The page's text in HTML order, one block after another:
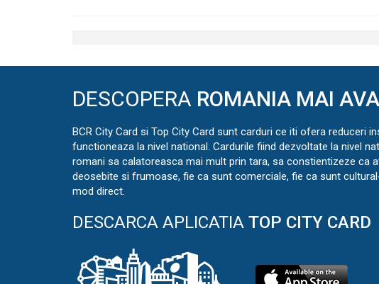
DESCOPERA ROMANIA MAI
BCR City Card si Top City Card sunt carduri ce iti ofera reduceri
functioneaza la nivel national. Cardurile fiind dezvoltate la nivel
romani sa calatoreasca mai mult prin tara, sa constientizeze ca
deosebite si frumoase, fie ca sunt comerciale, fie ca sunt
mod direct.
DESCARCA APLICATIA TOP CITY CARD